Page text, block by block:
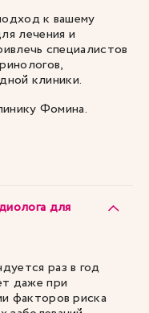
к вашему
лечения и
специалистов
клиники.
Фомина.
для
раз в год
даже при
факторов риска